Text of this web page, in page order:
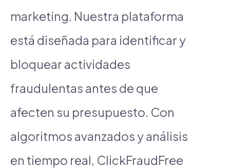
marketing. Nuestra plataforma
está diseñada para identificar y
bloquear actividades
fraudulentas antes de que
afecten su presupuesto. Con
algoritmos avanzados y análisis
en tiempo real, ClickFraudFree